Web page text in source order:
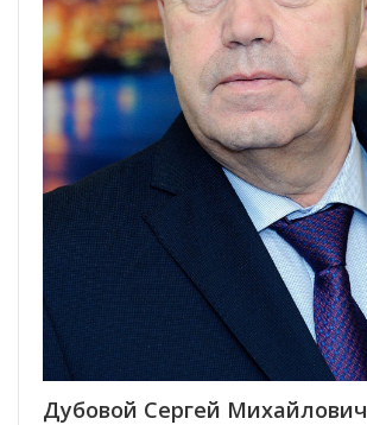
Дубовой Сергей Михайлович